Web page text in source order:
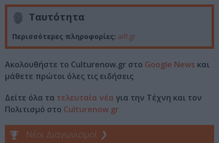
Ταυτότητα
Περισσότερες πληροφορίες: aiff.gr
Ακολουθήστε το Culturenow.gr στο Google News και
μάθετε πρώτοι όλες τις ειδήσεις
Δείτε όλα τα τελευταία νέα για την Τέχνη και τον
Πολιτισμό στο Culturenow.gr
Νέοι Διαγωνισμοί ❯